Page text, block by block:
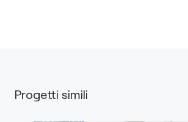
Progetti simili